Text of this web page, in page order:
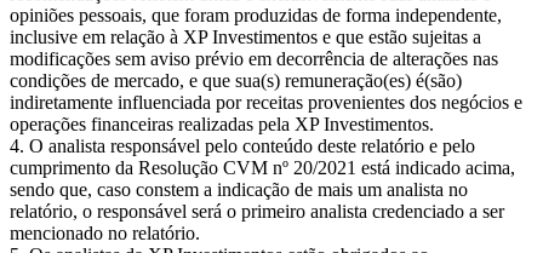
opiniões pessoais, que foram produzidas de forma independente,
inclusive em relação à XP Investimentos e que estão sujeitas a
modificações sem aviso prévio em decorrência de alterações nas
condições de mercado, e que sua(s) remuneração(es) é(são)
indiretamente influenciada por receitas provenientes dos negócios e
operações financeiras realizadas pela XP Investimentos.
O analista responsável pelo conteúdo deste relatório e pelo
cumprimento da Resolução CVM nº 20/2021 está indicado acima,
sendo que, caso constem a indicação de mais um analista no
relatório, o responsável será o primeiro analista credenciado a ser
mencionado no relatório.